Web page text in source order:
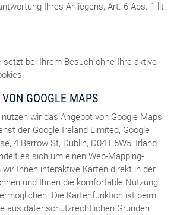
Ihres Anliegens, Art. 6 Abs. 1 lit.
bei Ihrem Besuch ohne Ihre aktive
GOOGLE MAPS
wir das Angebot von Google Maps,
der Google Ireland Limited, Google
4 Barrow St, Dublin, D04 E5W5, Irland.
es sich um einen Web-Mapping-
Ihnen interaktive Karten direkt in der
und Ihnen die komfortable Nutzung
Die Kartenfunktion ist beim
aus datenschutzrechtlichen Gründen